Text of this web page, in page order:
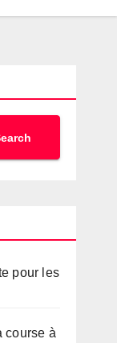
pour les
course à